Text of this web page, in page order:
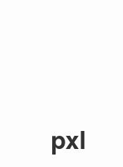
pxl